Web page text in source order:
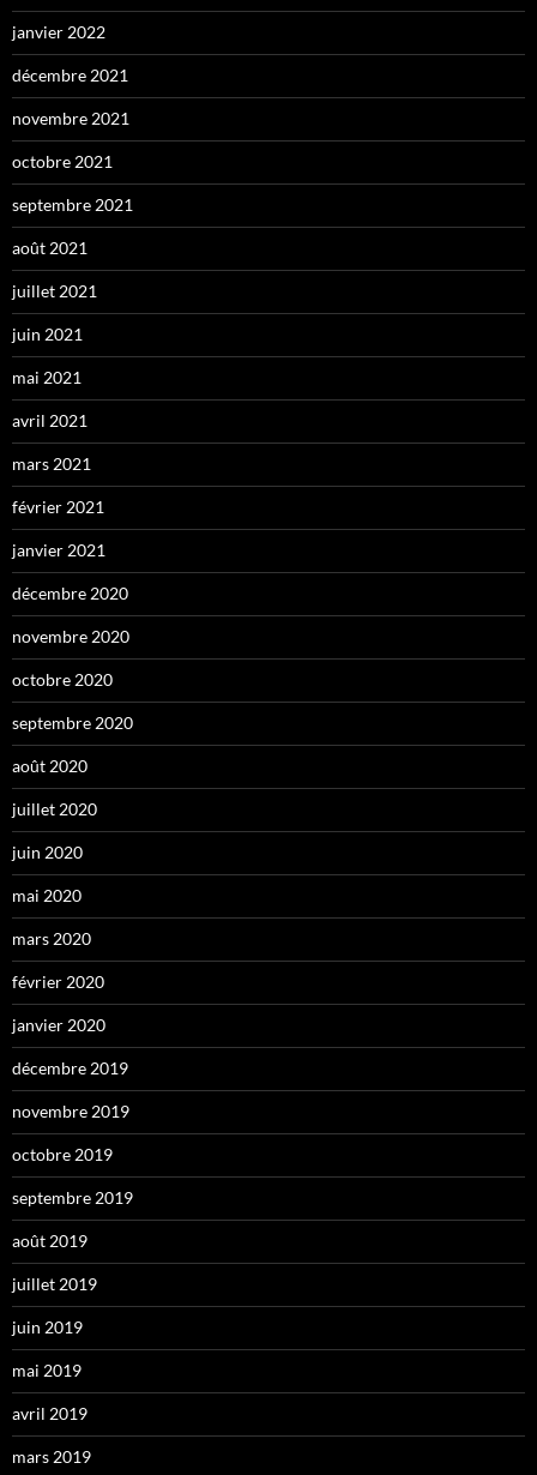
janvier 2022
décembre 2021
novembre 2021
octobre 2021
septembre 2021
août 2021
juillet 2021
juin 2021
mai 2021
avril 2021
mars 2021
février 2021
janvier 2021
décembre 2020
novembre 2020
octobre 2020
septembre 2020
août 2020
juillet 2020
juin 2020
mai 2020
mars 2020
février 2020
janvier 2020
décembre 2019
novembre 2019
octobre 2019
septembre 2019
août 2019
juillet 2019
juin 2019
mai 2019
avril 2019
mars 2019